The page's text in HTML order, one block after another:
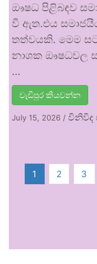
ඖෂධ පිළිබඳව
වී ඇත.එය
තත්වයකි. මෙම
නාශක ඖෂධවල
…
වැඩිපුර කියවන්න
July 15, 2026 / විනිවිද
1 2 3